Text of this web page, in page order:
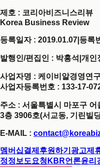
제호 : 코리아비즈니스리뷰
Korea Business Review
등록일자 : 2019.01.07 등록
발행인/편집인 : 박홍석 개인
사업자명 : 케이비알경영연
사업자등록번호 : 133-17-
주소 : 서울특별시 마포구 어
3층 3906호(서교동, 기린빌
E-MAIL :
멤버십결제 후원하기 광고제
정정보도요청 KBR언론윤리